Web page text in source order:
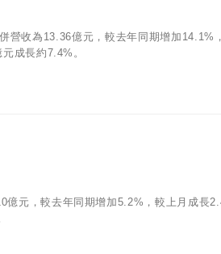
營收為13.36億元，較去年同期增加14.1%
成長約7.4%。
元，較去年同期增加5.2%，較上月成長